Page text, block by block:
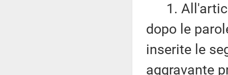
1.
dopo le
inserite le
aggravante